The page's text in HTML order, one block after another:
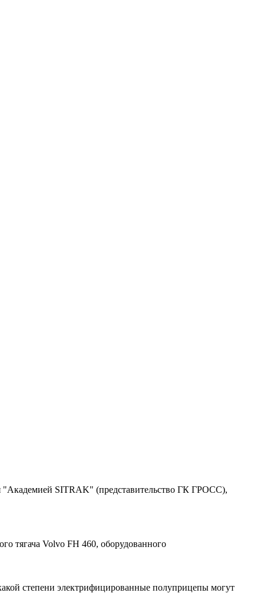
"Академией SITRAK" (представительство ГК ГРОСС),
тягача Volvo FH 460, оборудованного
степени электрифицированные полуприцепы могут